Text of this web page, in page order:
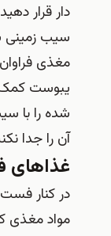
دار قرار
سیب زمینی
مغذی
یبوست کمک
شده را با
آن را جدا
غذاهای
در کنار
مواد مغذی